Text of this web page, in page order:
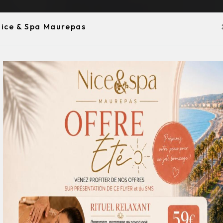
& Spa Maurepas